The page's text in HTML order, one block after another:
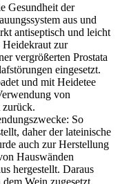
Gesundheit der
aus und
antiseptisch und leicht
zur
vergrößerten Prostata
eingesetzt.
und mit Heidetee
von
zurück.
So
daher der lateinische
auch zur Herstellung
Hauswänden
hergestellt. Daraus
Wein zugesetzt.